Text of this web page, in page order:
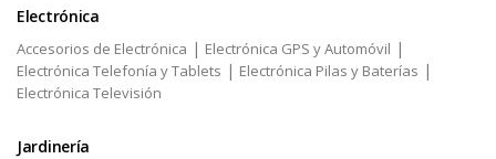
Electrónica
Accesorios de Electrónica | Electrónica GPS y Automóvil |
Electrónica Telefonía y Tablets | Electrónica Pilas y Baterías |
Electrónica Televisión
Jardinería